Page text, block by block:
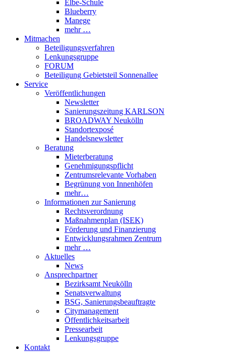
Elbe-Schule
Blueberry
Manege
mehr …
Mitmachen
Beteiligungsverfahren
Lenkungsgruppe
FORUM
Beteiligung Gebietsteil Sonnenallee
Service
Veröffentlichungen
Newsletter
Sanierungszeitung KARLSON
BROADWAY Neukölln
Standortexposé
Handelsnewsletter
Beratung
Mieterberatung
Genehmigungspflicht
Zentrumsrelevante Vorhaben
Begrünung von Innenhöfen
mehr…
Informationen zur Sanierung
Rechtsverordnung
Maßnahmenplan (ISEK)
Förderung und Finanzierung
Entwicklungsrahmen Zentrum
mehr …
Aktuelles
News
Ansprechpartner
Bezirksamt Neukölln
Senatsverwaltung
BSG, Sanierungsbeauftragte
Citymanagement
Öffentlichkeitsarbeit
Pressearbeit
Lenkungsgruppe
Kontakt